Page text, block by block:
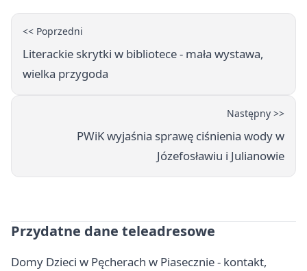
<< Poprzedni
Literackie skrytki w bibliotece - mała wystawa,
wielka przygoda
Następny >>
PWiK wyjaśnia sprawę ciśnienia wody w
Józefosławiu i Julianowie
Przydatne dane teleadresowe
Domy Dzieci w Pęcherach w Piasecznie - kontakt,